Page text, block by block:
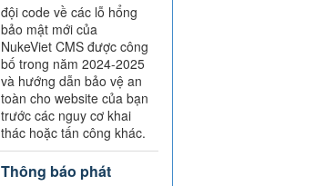
đội code về các lỗ hổng
bảo mật mới của
NukeViet CMS được công
bố trong năm 2024-2025
và hướng dẫn bảo vệ an
toàn cho website của bạn
trước các nguy cơ khai
thác hoặc tấn công khác.
Thông báo phát